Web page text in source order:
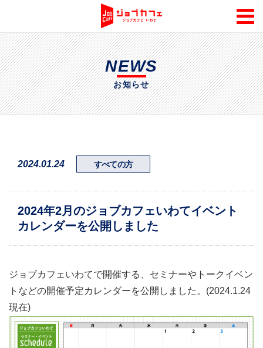
NEWS
お知らせ
2024.01.24 すべての方
2024年2月のジョブカフェいわてイベント
カレンダーを公開しました
ジョブカフェいわてで開催する、セミナーやトークイベン
トなどの開催予定カレンダーを公開しました。(2024.1.24
現在)